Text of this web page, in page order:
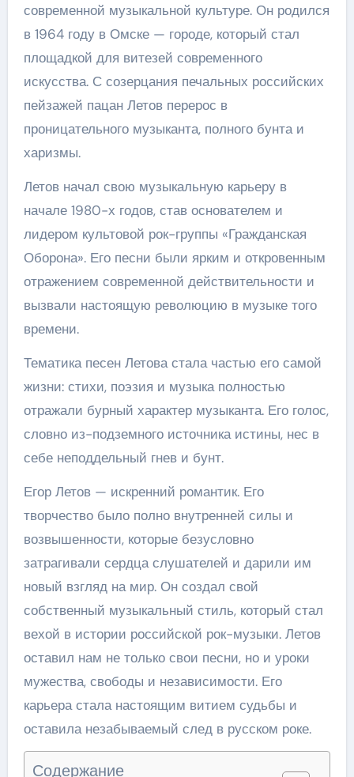
современной музыкальной культуре. Он родился
в 1964 году в Омске — городе, который стал
площадкой для витезей современного
искусства. С созерцания печальных российских
пейзажей пацан Летов перерос в
проницательного музыканта, полного бунта и
харизмы.
Летов начал свою музыкальную карьеру в
начале 1980-х годов, став основателем и
лидером культовой рок-группы «Гражданская
Оборона». Его песни были ярким и откровенным
отражением современной действительности и
вызвали настоящую революцию в музыке того
времени.
Тематика песен Летова стала частью его самой
жизни: стихи, поэзия и музыка полностью
отражали бурный характер музыканта. Его голос,
словно из-подземного источника истины, нес в
себе неподдельный гнев и бунт.
Егор Летов — искренний романтик. Его
творчество было полно внутренней силы и
возвышенности, которые безусловно
затрагивали сердца слушателей и дарили им
новый взгляд на мир. Он создал свой
собственный музыкальный стиль, который стал
вехой в истории российской рок-музыки. Летов
оставил нам не только свои песни, но и уроки
мужества, свободы и независимости. Его
карьера стала настоящим витием судьбы и
оставила незабываемый след в русском роке.
Содержание